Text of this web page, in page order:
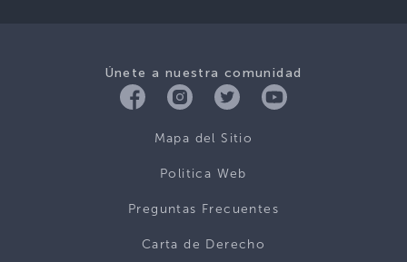
Únete a nuestra comunidad
Mapa del Sitio
Politica Web
Preguntas Frecuentes
Carta de Derecho